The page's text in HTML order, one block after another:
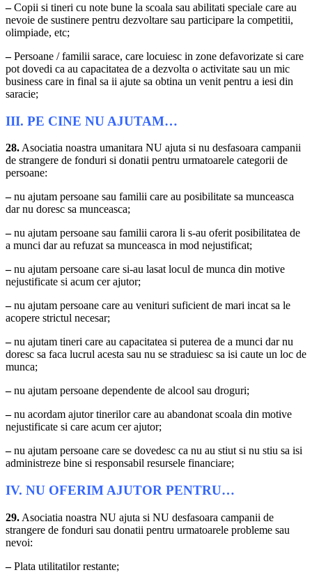
–Copii si tineri cu note bune la scoala sau abilitati speciale care au
nevoie de sustinere pentru dezvoltare sau participare la competitii,
olimpiade, etc;
–Persoane / familii sarace, care locuiesc in zone defavorizate si care
pot dovedi ca au capacitatea de a dezvolta o activitate sau un mic
business care in final sa ii ajute sa obtina un venit pentru a iesi din
saracie;
III. PE CINE NU AJUTAM…
28.Asociatia noastra umanitara NU ajuta si nu desfasoara campanii
de strangere de fonduri si donatii pentru urmatoarele categorii de
persoane:
–nu ajutam persoane sau familii care au posibilitate sa munceasca
dar nu doresc sa munceasca;
–nu ajutam persoane sau familii carora li s-au oferit posibilitatea de
a munci dar au refuzat sa munceasca in mod nejustificat;
–nu ajutam persoane care si-au lasat locul de munca din motive
nejustificate si acum cer ajutor;
–nu ajutam persoane care au venituri suficient de mari incat sa le
acopere strictul necesar;
–nu ajutam tineri care au capacitatea si puterea de a munci dar nu
doresc sa faca lucrul acesta sau nu se straduiesc sa isi caute un loc de
munca;
–nu ajutam persoane dependente de alcool sau droguri;
–nu acordam ajutor tinerilor care au abandonat scoala din motive
nejustificate si care acum cer ajutor;
–nu ajutam persoane care se dovedesc ca nu au stiut si nu stiu sa isi
administreze bine si responsabil resursele financiare;
IV. NU OFERIM AJUTOR PENTRU…
29. Asociatia noastra NU ajuta si NU desfasoara campanii de
strangere de fonduri sau donatii pentru urmatoarele probleme sau
nevoi:
–Plata utilitatilor restante;